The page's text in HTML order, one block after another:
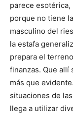
parece
porque no tiene
masculino del
la estafa
prepara el
finanzas. Que allí
más que
situaciones de
llega a utilizar